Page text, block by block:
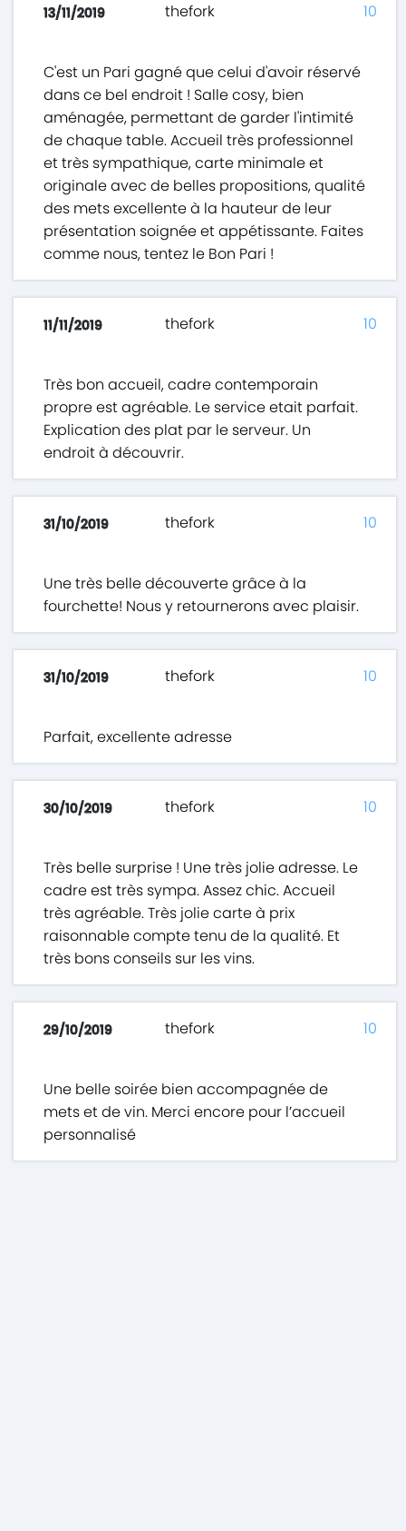
13/11/2019 thefork
C'est un Pari gagné que celui d'avoir réservé
dans ce bel endroit ! Salle cosy, bien
aménagée, permettant de garder l'intimité
de chaque table. Accueil très professionnel
et très sympathique, carte minimale et
originale avec de belles propositions, qualité
des mets excellente à la hauteur de leur
présentation soignée et appétissante. Faites
comme nous, tentez le Bon Pari !
10
11/11/2019 thefork
Très bon accueil, cadre contemporain
propre est agréable. Le service etait parfait.
Explication des plat par le serveur. Un
endroit à découvrir.
10
31/10/2019 thefork
Une très belle découverte grâce à la
fourchette! Nous y retournerons avec plaisir.
10
31/10/2019 thefork
Parfait, excellente adresse
10
30/10/2019 thefork
Très belle surprise ! Une très jolie adresse. Le
cadre est très sympa. Assez chic. Accueil
très agréable. Très jolie carte à prix
raisonnable compte tenu de la qualité. Et
très bons conseils sur les vins.
10
29/10/2019 thefork
Une belle soirée bien accompagnée de
mets et de vin. Merci encore pour l’accueil
personnalisé
10